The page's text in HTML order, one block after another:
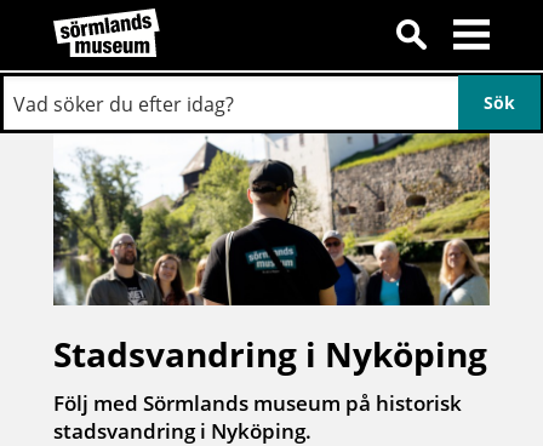
Stadsvandring i Nyköping
Följ med Sörmlands museum på historisk
stadsvandring i Nyköping.